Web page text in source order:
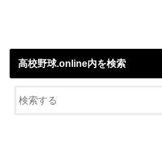
高校野球.online内を検索